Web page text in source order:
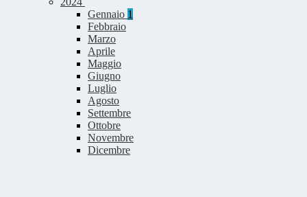
Gennaio 1
Febbraio
Marzo
Aprile
Maggio
Giugno
Luglio
Agosto
Settembre
Ottobre
Novembre
Dicembre